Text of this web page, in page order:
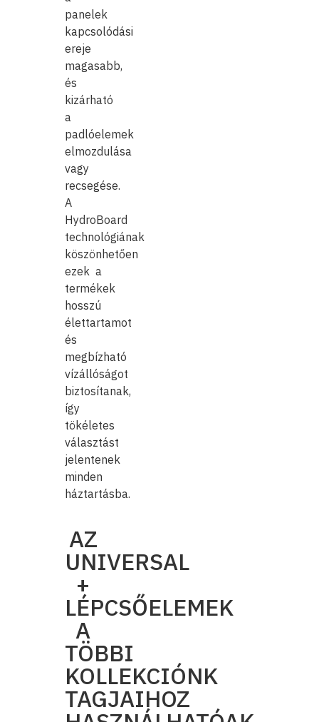
panelek
kapcsolódási
ereje
magasabb,
és
kizárható
a
padlóelemek
elmozdulása
vagy
recsegése.
A
HydroBoard
technológiának
köszönhetően
ezek a
termékek
hosszú
élettartamot
és
megbízható
vízállóságot
biztosítanak,
így
tökéletes
választást
jelentenek
minden
háztartásba.
AZ
UNIVERSAL
+
LÉPCSŐELEMEK
A
TÖBBI
KOLLEKCIÓNK
TAGJAIHOZ